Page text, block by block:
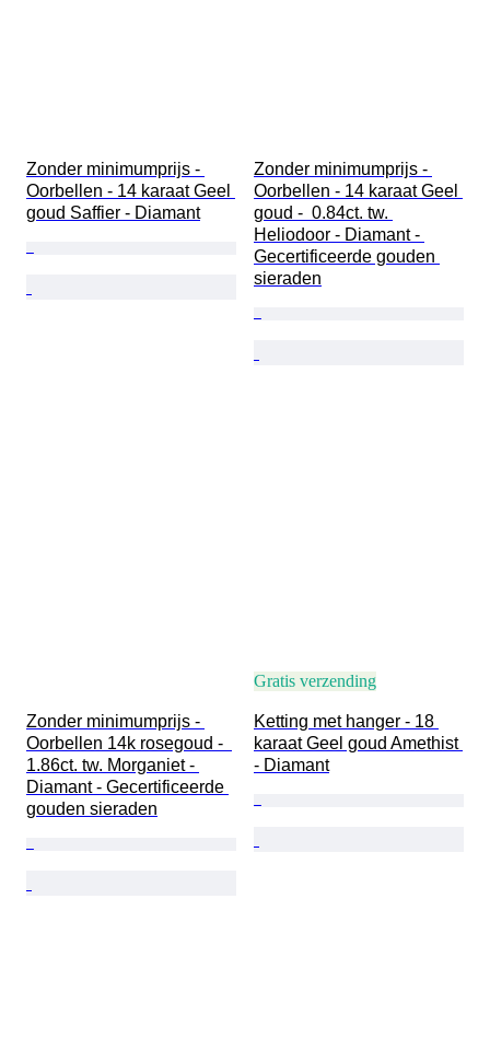
Zonder minimumprijs -
Oorbellen - 14 karaat Geel
goud Saffier - Diamant
Zonder minimumprijs -
Oorbellen - 14 karaat Geel
goud -  0.84ct. tw.
Heliodoor - Diamant -
Gecertificeerde gouden
sieraden
Zonder minimumprijs -
Oorbellen 14k rosegoud -
1.86ct. tw. Morganiet -
Diamant - Gecertificeerde
gouden sieraden
Gratis verzending
Ketting met hanger - 18
karaat Geel goud Amethist
- Diamant